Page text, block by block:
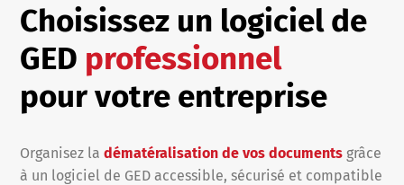
Choisissez un logiciel de
GED professionnel
pour votre entreprise
Organisez ladématéralisation de vos documents grâce
à un logiciel de GED accessible, sécurisé et compatible